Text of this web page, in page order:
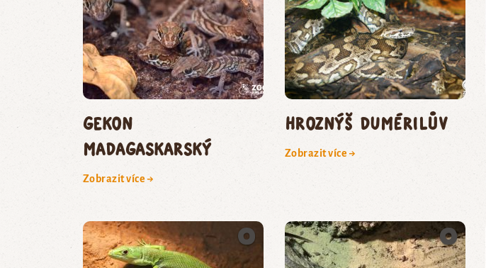
gekon
madagaskarský
Zobrazit více →
hroznýš Dumérilův
Zobrazit více →